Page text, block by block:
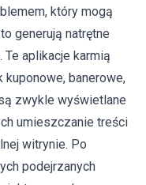
który mogą
generują natrętne
aplikacje karmią
kuponowe, banerowe,
zwykle wyświetlane
umieszczanie treści
witrynie. Po
podejrzanych